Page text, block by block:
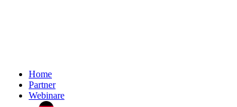
Home
Partner
Webinare